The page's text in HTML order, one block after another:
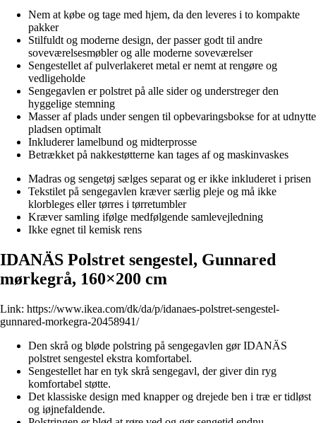
Nem at købe og tage med hjem, da den leveres i to kompakte
pakker
Stilfuldt og moderne design, der passer godt til andre
soveværelsesmøbler og alle moderne soveværelser
Sengestellet af pulverlakeret metal er nemt at rengøre og
vedligeholde
Sengegavlen er polstret på alle sider og understreger den
hyggelige stemning
Masser af plads under sengen til opbevaringsbokse for at udnytte
pladsen optimalt
Inkluderer lamelbund og midterprosse
Betrækket på nakkestøtterne kan tages af og maskinvaskes
Madras og sengetøj sælges separat og er ikke inkluderet i prisen
Tekstilet på sengegavlen kræver særlig pleje og må ikke
klorbleges eller tørres i tørretumbler
Kræver samling ifølge medfølgende samlevejledning
Ikke egnet til kemisk rens
IDANÄS Polstret sengestel, Gunnared
mørkegrå, 160×200 cm
Link: https://www.ikea.com/dk/da/p/idanaes-polstret-sengestel-
gunnared-morkegra-20458941/
Den skrå og bløde polstring på sengegavlen gør IDANÄS
polstret sengestel ekstra komfortabel.
Sengestellet har en tyk skrå sengegavl, der giver din ryg
komfortabel støtte.
Det klassiske design med knapper og drejede ben i træ er tidløst
og iøjnefaldende.